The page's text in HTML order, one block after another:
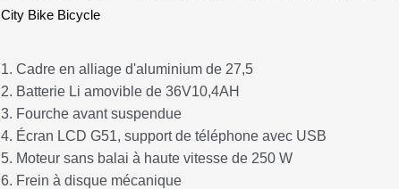
City Bike Bicycle
1. Cadre en alliage d'aluminium de 27,5
2. Batterie Li amovible de 36V10,4AH
3. Fourche avant suspendue
4. Écran LCD G51, support de téléphone avec USB
5. Moteur sans balai à haute vitesse de 250 W
6. Frein à disque mécanique